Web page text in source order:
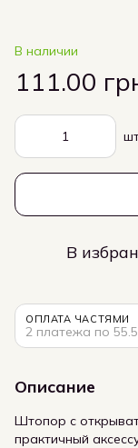
В наличии
111.00
В
ОПЛАТА ЧАСТЯМИ
2 платежа по
Описание
Штопор с
практичный